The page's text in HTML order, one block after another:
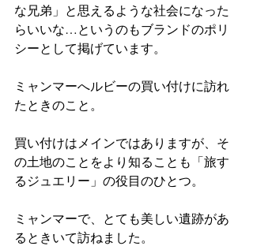
な兄弟」と思えるような社会になった
らいいな…というのもブランドのポリ
シーとして掲げています。
ミャンマーへルビーの買い付けに訪れ
たときのこと。
買い付けはメインではありますが、そ
の土地のことをより知ることも「旅す
るジュエリー」の役目のひとつ。
ミャンマーで、とても美しい遺跡があ
るときいて訪ねました。